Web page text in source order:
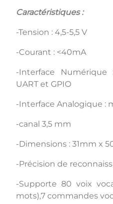
Caractéristiques :
-Tension : 4,5-5,5 V
-Courant : <40mA
-Interface
UART et GPIO
-Interface Analogique :
-canal 3,5 mm
-Dimensions : 31mm x
-Précision de
-Supporte 80 voix
mots),7 commandes